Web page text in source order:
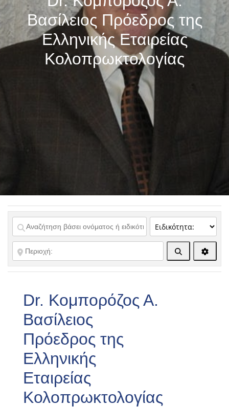
Βασίλειος Πρόεδρος της
Ελληνικής Εταιρείας
Κολοπρωκτολογίας
Αναζήτηση
Dr. Κομπορόζος Α.
Βασίλειος
Πρόεδρος της
Ελληνικής
Εταιρείας
Κολοπρωκτολογίας